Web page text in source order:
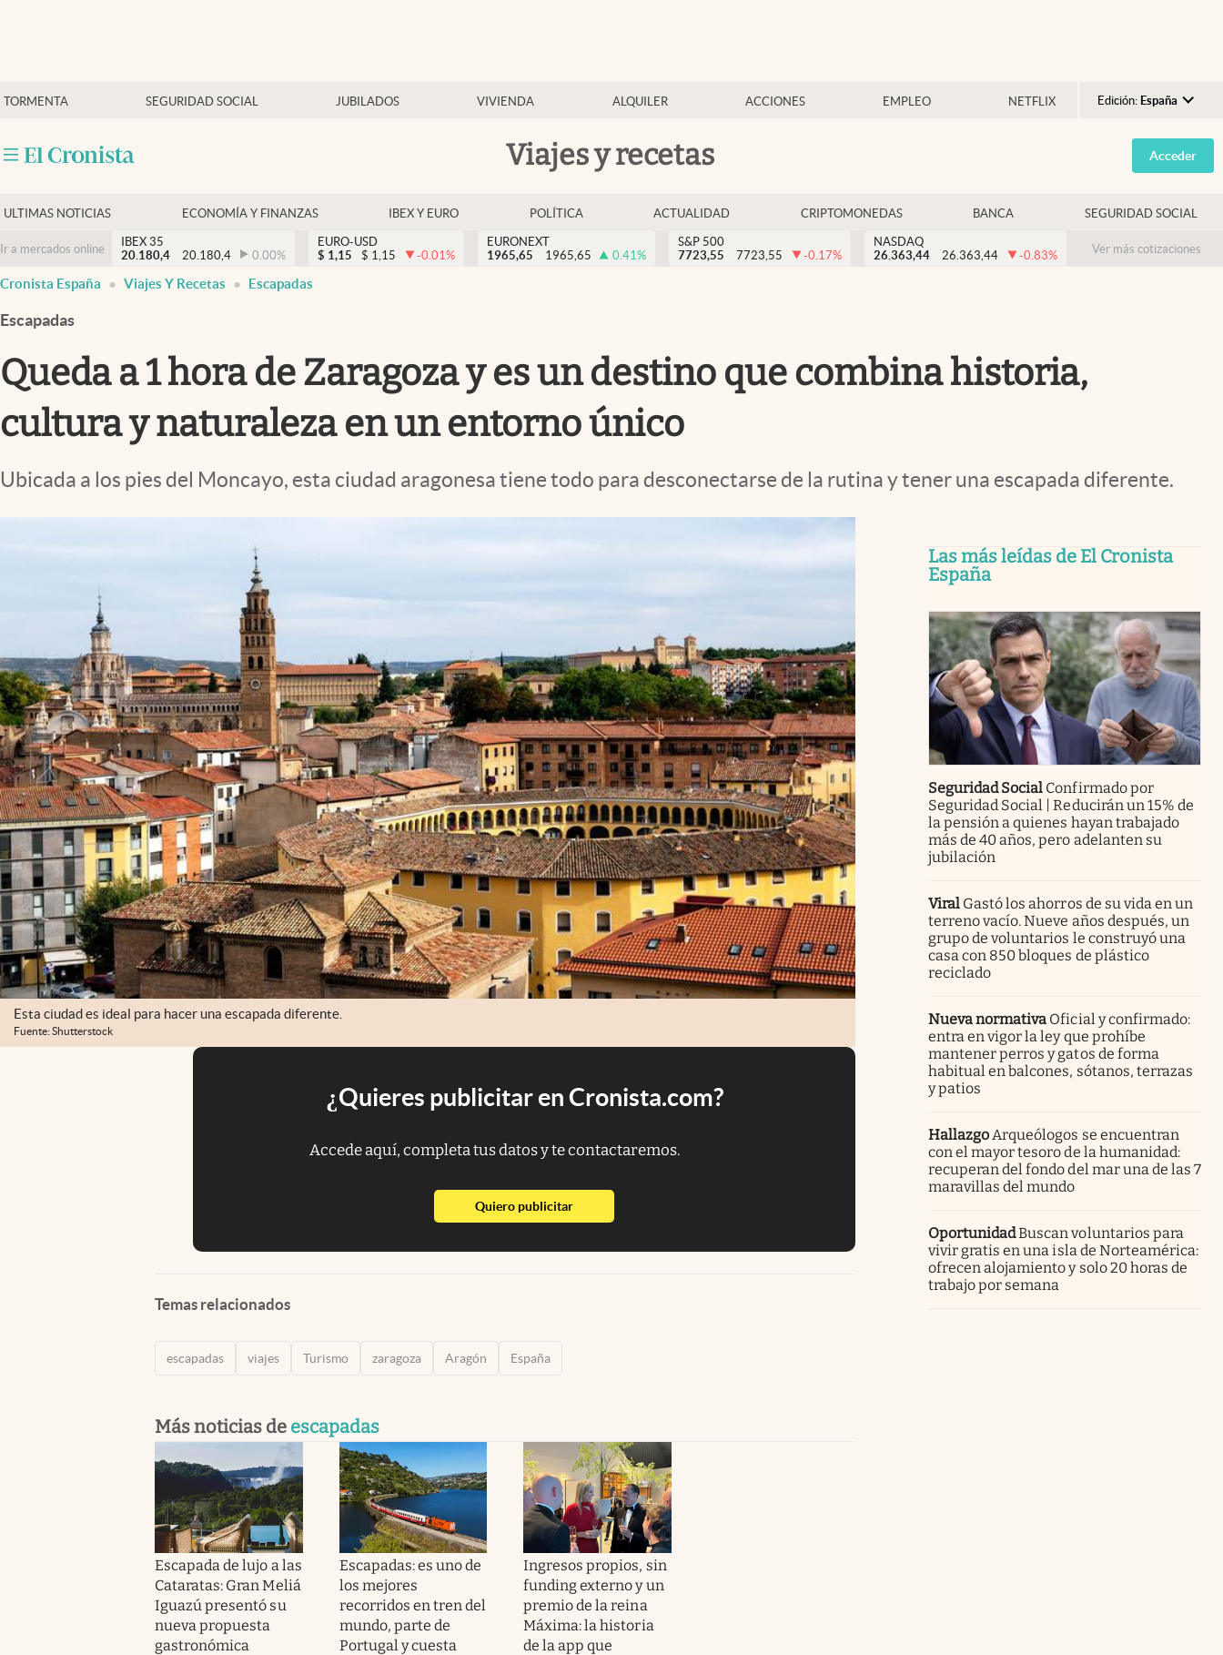
TORMENTA SEGURIDAD SOCIAL JUBILADOS VIVIENDA ALQUILER ACCIONES EMPLEO NETFLIX Edición: España
Argentina
España
USA
Colombia
Viajes y recetas
Economía y finanzas
Criptomonedas
Acceder
ULTIMAS NOTICIAS ECONOMÍA Y FINANZAS IBEX Y EURO POLÍTICA ACTUALIDAD CRIPTOMONEDAS BANCA SEGURIDAD SOCIAL
Ir a mercados online
IBEX 35
20.180,4
20.180,4 0.00%
EURO-USD
$ 1,15 $ 1,15 -0.01%
EURONEXT
1965,65
1965,65 0.41%
S&P 500
7723,55
7723,55 -0.17%
NASDAQ
26.363,44
26.363,44 -0.83% Ver más cotizaciones
Cronista España Viajes Y Recetas Escapadas
Escapadas
Queda a 1 hora de Zaragoza y es un destino que combina historia,
cultura y naturaleza en un entorno único
Ubicada a los pies del Moncayo, esta ciudad aragonesa tiene todo para desconectarse de la rutina y tener una escapada diferente.
Esta ciudad es ideal para hacer una escapada diferente.
Fuente: Shutterstock
¿Quieres publicitar en Cronista.com?
Accede aquí, completa tus datos y te contactaremos.
Quiero publicitarabre en nueva pestaña
Temas relacionados
escapadas viajes Turismo zaragoza Aragón España
Más noticias de escapadas
Escapada de lujo a las
Cataratas: Gran Meliá
Iguazú presentó su
nueva propuesta
gastronómica
Escapadas: es uno de
los mejores
recorridos en tren del
mundo, parte de
Portugal y cuesta
Ingresos propios, sin
funding externo y un
premio de la reina
Máxima: la historia
de la app que
Las más leídas de El Cronista
España
Seguridad Social Confirmado por
Seguridad Social | Reducirán un 15% de
la pensión a quienes hayan trabajado
más de 40 años, pero adelanten su
jubilación
Viral Gastó los ahorros de su vida en un
terreno vacío. Nueve años después, un
grupo de voluntarios le construyó una
casa con 850 bloques de plástico
reciclado
Nueva normativa Oficial y confirmado:
entra en vigor la ley que prohíbe
mantener perros y gatos de forma
habitual en balcones, sótanos, terrazas
y patios
HallazgoArqueólogos se encuentran
con el mayor tesoro de la humanidad:
recuperan del fondo del mar una de las 7
maravillas del mundo
OportunidadBuscan voluntarios para
vivir gratis en una isla de Norteamérica:
ofrecen alojamiento y solo 20 horas de
trabajo por semana